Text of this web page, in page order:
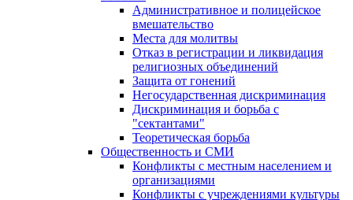
Административное и полицейское
вмешательство
Места для молитвы
Отказ в регистрации и ликвидация
религиозных объединений
Защита от гонений
Негосударственная дискриминация
Дискриминация и борьба с
"сектантами"
Теоретическая борьба
Общественность и СМИ
Конфликты с местным населением и
организациями
Конфликты с учреждениями культуры